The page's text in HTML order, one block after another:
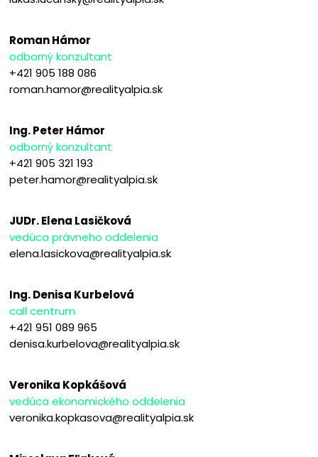
Roman Hámor
odborný konzultant
+421 905 188 086
roman.hamor@realityalpia.sk
Ing. Peter Hámor
odborný konzultant
+421 905 321 193
peter.hamor@realityalpia.sk
JUDr. Elena Lasičková
vedúca právneho oddelenia
elena.lasickova@realityalpia.sk
Ing. Denisa Kurbelová
call centrum
+421 951 089 965
denisa.kurbelova@realityalpia.sk
Veronika Kopkášová
vedúca ekonomického oddelenia
veronika.kopkasova@realityalpia.sk